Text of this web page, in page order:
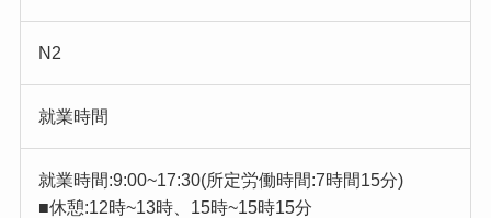
N2
就業時間
就業時間:9:00~17:30(所定労働時間:7時間15分)
■休憩:12時~13時、15時~15時15分